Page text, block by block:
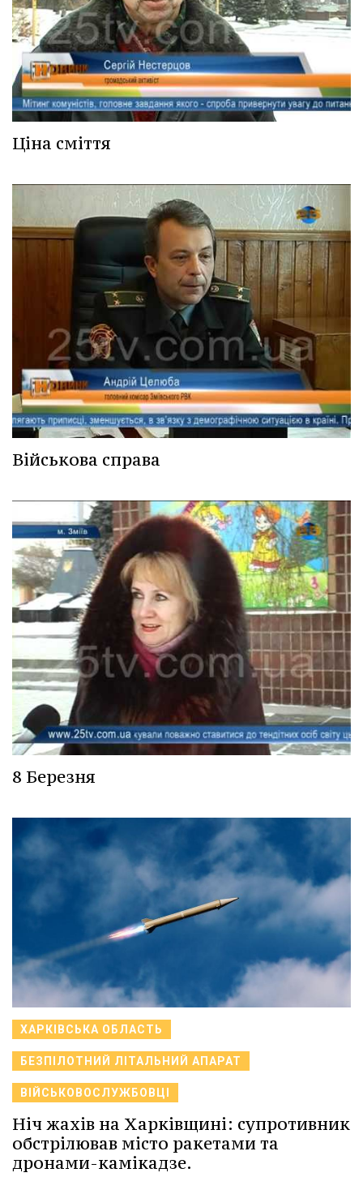
Ціна сміття
Військова справа
8 Березня
ХАРКІВСЬКА ОБЛАСТЬ
БЕЗПІЛОТНИЙ ЛІТАЛЬНИЙ АПАРАТ
ВІЙСЬКОВОСЛУЖБОВЦІ
Ніч жахів на Харківщині: супротивник
обстрілював місто ракетами та
дронами-камікадзе.